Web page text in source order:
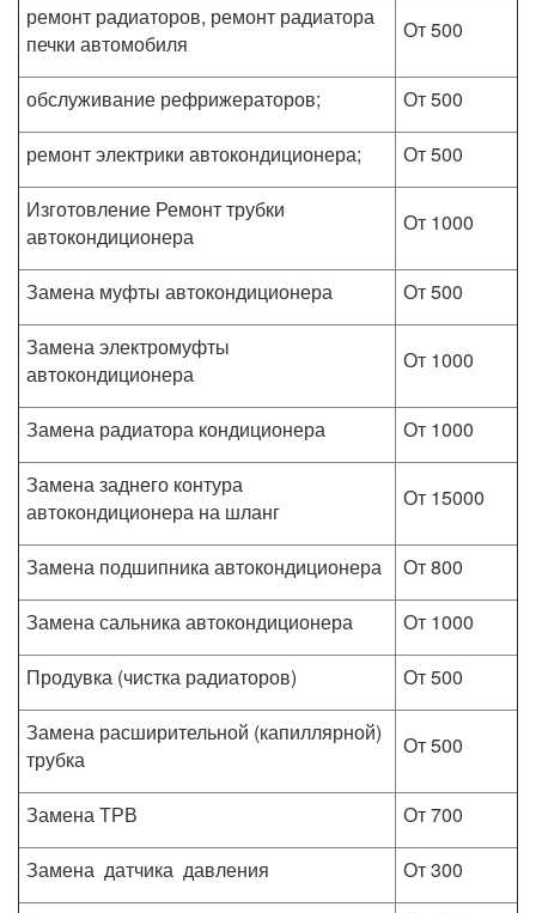
ремонт радиаторов, ремонт радиатора
печки автомобиля
От 500
обслуживание рефрижераторов;
От 500
ремонт электрики автокондиционера;
От 500
Изготовление Ремонт трубки
автокондиционера
От 1000
Замена муфты автокондиционера
От 500
Замена электромуфты
автокондиционера
От 1000
Замена радиатора кондиционера
От 1000
Замена заднего контура
автокондиционера на шланг
От 15000
Замена подшипника автокондиционера
От 800
Замена сальника автокондиционера
От 1000
Продувка (чистка радиаторов)
От 500
Замена расширительной (капиллярной)
трубка
От 500
Замена ТРВ
От 700
Замена датчика давления
От 300